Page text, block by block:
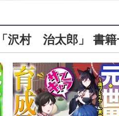
「沢村 治太郎」 書籍